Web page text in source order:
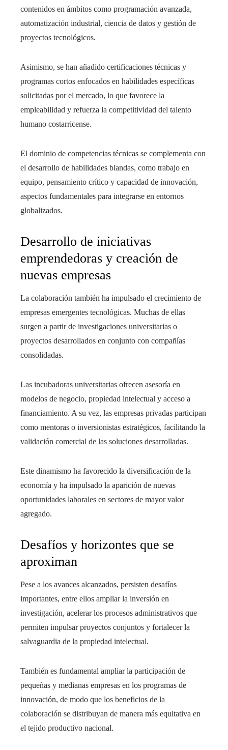
contenidos en ámbitos como programación avanzada,
automatización industrial, ciencia de datos y gestión de
proyectos tecnológicos.
Asimismo, se han añadido certificaciones técnicas y
programas cortos enfocados en habilidades específicas
solicitadas por el mercado, lo que favorece la
empleabilidad y refuerza la competitividad del talento
humano costarricense.
El dominio de competencias técnicas se complementa con
el desarrollo de habilidades blandas, como trabajo en
equipo, pensamiento crítico y capacidad de innovación,
aspectos fundamentales para integrarse en entornos
globalizados.
Desarrollo de iniciativas
emprendedoras y creación de
nuevas empresas
La colaboración también ha impulsado el crecimiento de
empresas emergentes tecnológicas. Muchas de ellas
surgen a partir de investigaciones universitarias o
proyectos desarrollados en conjunto con compañías
consolidadas.
Las incubadoras universitarias ofrecen asesoría en
modelos de negocio, propiedad intelectual y acceso a
financiamiento. A su vez, las empresas privadas participan
como mentoras o inversionistas estratégicos, facilitando la
validación comercial de las soluciones desarrolladas.
Este dinamismo ha favorecido la diversificación de la
economía y ha impulsado la aparición de nuevas
oportunidades laborales en sectores de mayor valor
agregado.
Desafíos y horizontes que se
aproximan
Pese a los avances alcanzados, persisten desafíos
importantes, entre ellos ampliar la inversión en
investigación, acelerar los procesos administrativos que
permiten impulsar proyectos conjuntos y fortalecer la
salvaguardia de la propiedad intelectual.
También es fundamental ampliar la participación de
pequeñas y medianas empresas en los programas de
innovación, de modo que los beneficios de la
colaboración se distribuyan de manera más equitativa en
el tejido productivo nacional.